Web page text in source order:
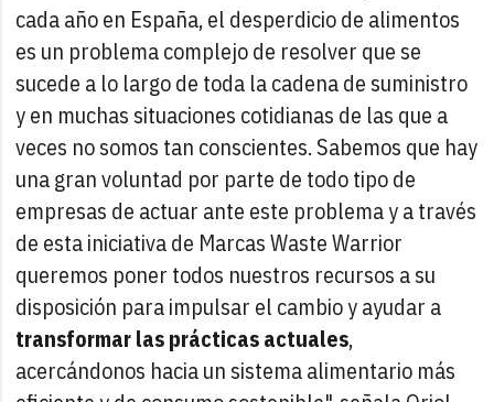
cada año en España, el desperdicio de alimentos
es un problema complejo de resolver que se
sucede a lo largo de toda la cadena de suministro
y en muchas situaciones cotidianas de las que a
veces no somos tan conscientes. Sabemos que hay
una gran voluntad por parte de todo tipo de
empresas de actuar ante este problema y a través
de esta iniciativa de Marcas Waste Warrior
queremos poner todos nuestros recursos a su
disposición para impulsar el cambio y ayudar a
transformar las prácticas actuales,
acercándonos hacia un sistema alimentario más